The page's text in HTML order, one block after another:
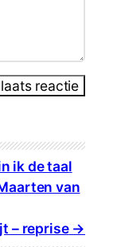
reactie
ik de taal
van
– reprise